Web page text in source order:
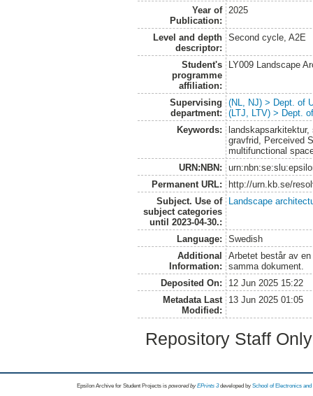
Year of
Publication:
2025
Level and depth
descriptor:
Second cycle, A2E
Student's
programme
affiliation:
LY009 Landscape
Supervising
department:
(NL, NJ) > Dept. of
(LTJ, LTV) > Dept.
Keywords:
gravfrid, Perceived
multifunctional
URN:NBN:
Permanent URL:
http://urn.kb.se/
Subject. Use of
subject categories
until 2023-04-30.:
Landscape
Language:
Swedish
Additional
Information:
Arbetet består av
samma dokument.
Deposited On:
12 Jun 2025 15:22
Metadata Last
Modified:
13 Jun 2025 01:05
Repository Staff
Epsilon Archive for Student Projects is powored byEPrints 3 developed by School of Electronics